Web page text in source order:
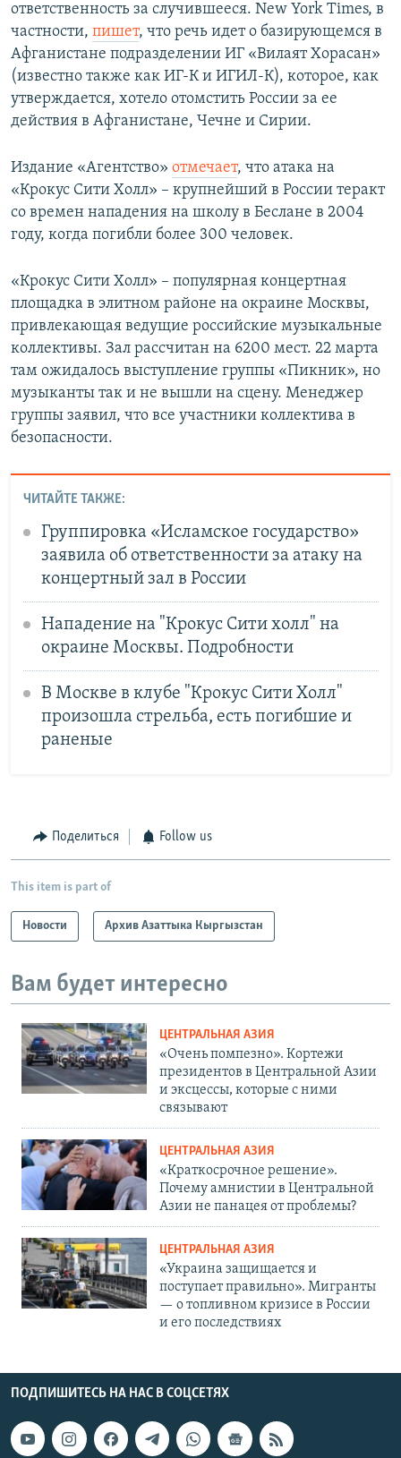
ответственность за случившееся. New York Times, в
частности, пишет, что речь идет о базирующемся в
Афганистане подразделении ИГ «Вилаят Хорасан»
(известно также как ИГ-К и ИГИЛ-К), которое, как
утверждается, хотело отомстить России за ее
действия в Афганистане, Чечне и Сирии.
Издание «Агентство» отмечает, что атака на
«Крокус Сити Холл» – крупнейший в России теракт
со времен нападения на школу в Беслане в 2004
году, когда погибли более 300 человек.
«Крокус Сити Холл» – популярная концертная
площадка в элитном районе на окраине Москвы,
привлекающая ведущие российские музыкальные
коллективы. Зал рассчитан на 6200 мест. 22 марта
там ожидалось выступление группы «Пикник», но
музыканты так и не вышли на сцену. Менеджер
группы заявил, что все участники коллектива в
безопасности.
ЧИТАЙТЕ ТАКЖЕ:
Группировка «Исламское государство»
заявила об ответственности за атаку на
концертный зал в России
Нападение на "Крокус Сити холл" на
окраине Москвы. Подробности
В Москве в клубе "Крокус Сити Холл"
произошла стрельба, есть погибшие и
раненые
Поделиться Follow us
This item is part of
Новости Архив Азаттыка Кыргызстан
Вам будет интересно
ЦЕНТРАЛЬНАЯ АЗИЯ
«Очень помпезно». Кортежи
президентов в Центральной Азии
и эксцессы, которые с ними
связывают
ЦЕНТРАЛЬНАЯ АЗИЯ
«Краткосрочное решение».
Почему амнистии в Центральной
Азии не панацея от проблемы?
ЦЕНТРАЛЬНАЯ АЗИЯ
«Украина защищается и
поступает правильно». Мигранты
— о топливном кризисе в России
и его последствиях
ПОДПИШИТЕСЬ НА НАС В СОЦСЕТЯХ